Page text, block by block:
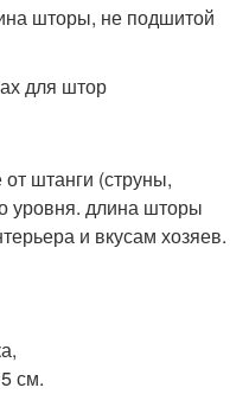
шторы, не подшитой
для штор
штанги (струны,
уровня. длина шторы
и вкусам хозяев.
см.